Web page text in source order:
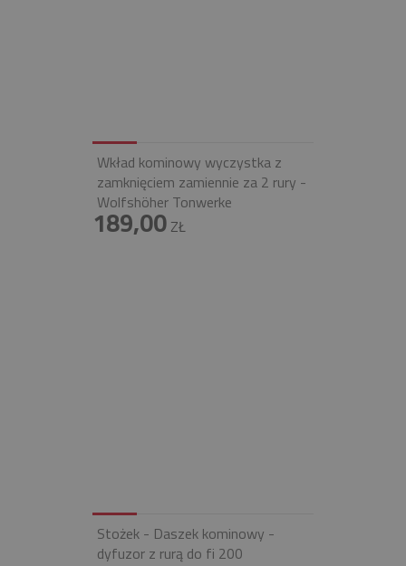
Wkład kominowy wyczystka z
zamknięciem zamiennie za 2 rury -
Wolfshöher Tonwerke
189,00ZŁ
Stożek - Daszek kominowy -
dyfuzor z rurą do fi 200